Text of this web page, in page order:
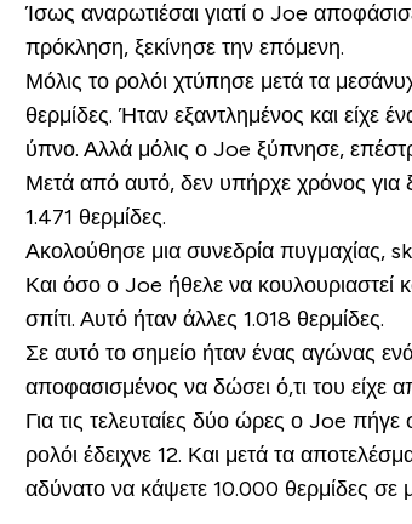
Ίσως αναρωτιέσαι γιατί ο Joe
πρόκληση, ξεκίνησε την επόμενη.
Μόλις το ρολόι χτύπησε μετά τα
θερμίδες. Ήταν εξαντλημένος και είχε
ύπνο. Αλλά μόλις ο Joe ξύπνησε,
Μετά από αυτό, δεν υπήρχε χρόνος για
1.471 θερμίδες.
Ακολούθησε μια συνεδρία πυγμαχίας,
Και όσο ο Joe ήθελε να κουλουριαστεί
σπίτι. Αυτό ήταν άλλες 1.018 θερμίδες.
Σε αυτό το σημείο ήταν ένας αγώνας
αποφασισμένος να δώσει ό,τι του είχε
Για τις τελευταίες δύο ώρες ο Joe
ρολόι έδειχνε 12. Και μετά τα
αδύνατο να κάψετε 10.000 θερμίδες σε